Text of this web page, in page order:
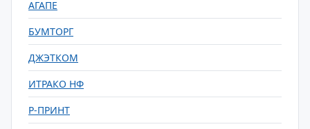
АГАПЕ
БУМТОРГ
ДЖЭТКОМ
ИТРАКО НФ
Р-ПРИНТ